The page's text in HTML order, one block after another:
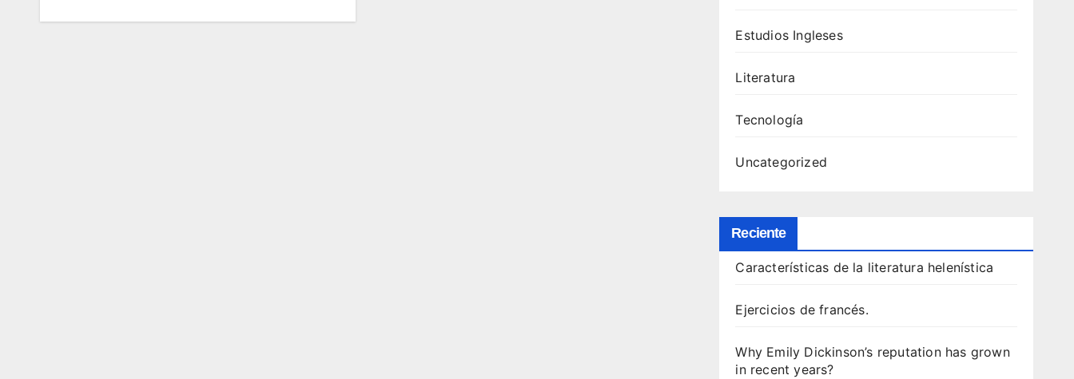
Estudios Ingleses
Literatura
Tecnología
Uncategorized
Reciente
Características de la literatura helenística
Ejercicios de francés.
Why Emily Dickinson’s reputation has grown
in recent years?